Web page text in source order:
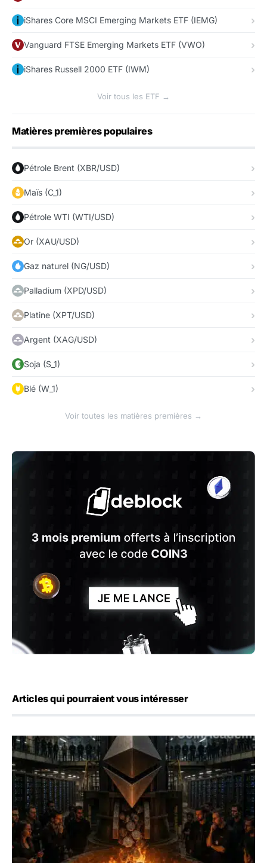
iShares Core MSCI Emerging Markets ETF (IEMG)
Vanguard FTSE Emerging Markets ETF (VWO)
iShares Russell 2000 ETF (IWM)
Voir tous les ETF →
Matières premières populaires
Pétrole Brent (XBR/USD)
Maïs (C_1)
Pétrole WTI (WTI/USD)
Or (XAU/USD)
Gaz naturel (NG/USD)
Palladium (XPD/USD)
Platine (XPT/USD)
Argent (XAG/USD)
Soja (S_1)
Blé (W_1)
Voir toutes les matières premières →
Articles qui pourraient vous intéresser
ETH : Ethereum veut brûler les récompenses des